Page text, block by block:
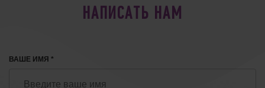
НАПИСАТЬ НАМ
ВАШЕ ИМЯ *